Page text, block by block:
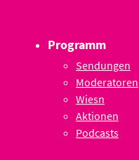
Programm
Sendungen
Moderatoren
Wiesn
Aktionen
Podcasts